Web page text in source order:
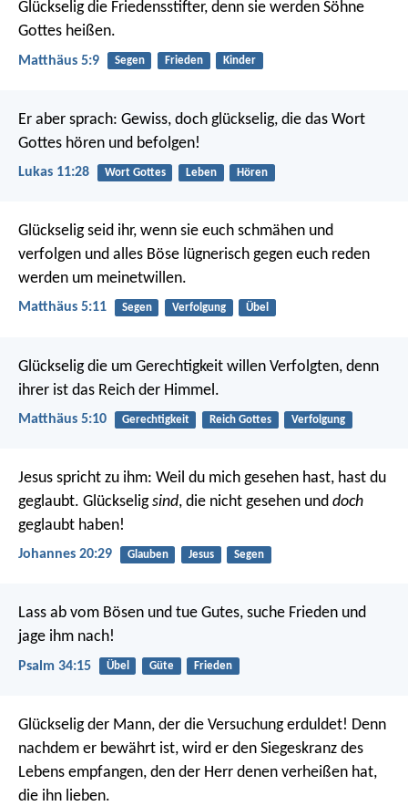
Glückselig die Friedensstifter, denn sie werden Söhne
Gottes heißen.
Matthäus 5:9 Segen Frieden Kinder
Er aber sprach: Gewiss, doch glückselig, die das Wort
Gottes hören und befolgen!
Lukas 11:28 Wort Gottes Leben Hören
Glückselig seid ihr, wenn sie euch schmähen und
verfolgen und alles Böse lügnerisch gegen euch reden
werden um meinetwillen.
Matthäus 5:11 Segen Verfolgung Übel
Glückselig die um Gerechtigkeit willen Verfolgten, denn
ihrer ist das Reich der Himmel.
Matthäus 5:10 Gerechtigkeit Reich Gottes Verfolgung
Jesus spricht zu ihm: Weil du mich gesehen hast, hast du
geglaubt. Glückseligsind, die nicht gesehen und doch
geglaubt haben!
Johannes 20:29 Glauben Jesus Segen
Lass ab vom Bösen und tue Gutes, suche Frieden und
jage ihm nach!
Psalm 34:15 Übel Güte Frieden
Glückselig der Mann, der die Versuchung erduldet! Denn
nachdem er bewährt ist, wird er den Siegeskranz des
Lebens empfangen, den der Herr denen verheißen hat,
die ihn lieben.